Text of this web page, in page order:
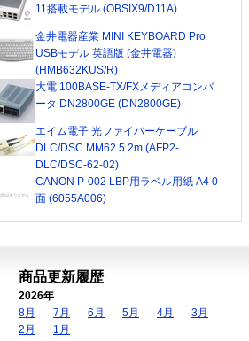
11搭載モデル (OBSIX9/D11A)
金井電器産業 MINI KEYBOARD Pro
USBモデル 英語版 (金井電器)
(HMB632KUS/R)
大電 100BASE-TX/FXメディアコンバ
ータ DN2800GE (DN2800GE)
エイム電子 光ファイバーケーブル
DLC/DSC MM62.5 2m (AFP2-
DLC/DSC-62-02)
CANON P-002 LBP用ラベル用紙 A4 0
面 (6055A006)
商品更新履歴
2026年
8月
7月 6月 5月 4月
3月
2月
1月